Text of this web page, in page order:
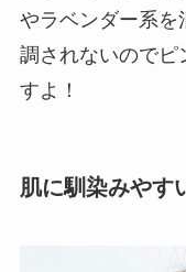
やラベンダー系を
調されないのでピ
すよ！
肌に馴染みやす